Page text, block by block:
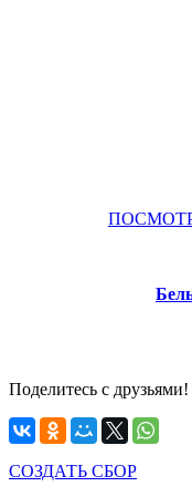
Поделитесь с друзьями!
СОЗДАТЬ СБОР